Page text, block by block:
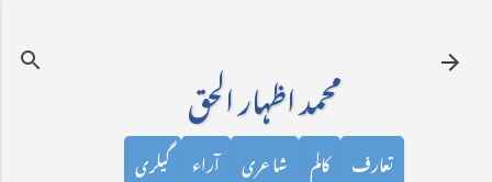
محمد اظہار الحق
تعارف کالم شاعری آراء گیلری